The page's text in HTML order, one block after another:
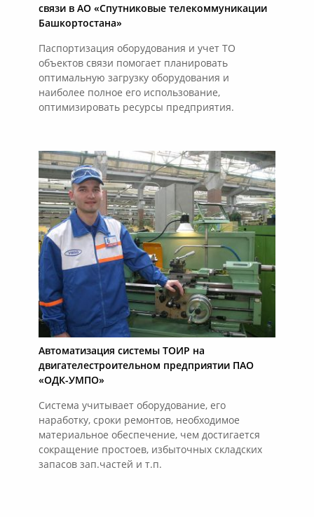
связи в АО «Спутниковые телекоммуникации
Башкортостана»
Паспортизация оборудования и учет ТО
объектов связи помогает планировать
оптимальную загрузку оборудования и
наиболее полное его использование,
оптимизировать ресурсы предприятия.
Автоматизация системы ТОИР на
двигателестроительном предприятии ПАО
«ОДК-УМПО»
Система учитывает оборудование, его
наработку, сроки ремонтов, необходимое
материальное обеспечение, чем достигается
сокращение простоев, избыточных складских
запасов зап.частей и т.п.